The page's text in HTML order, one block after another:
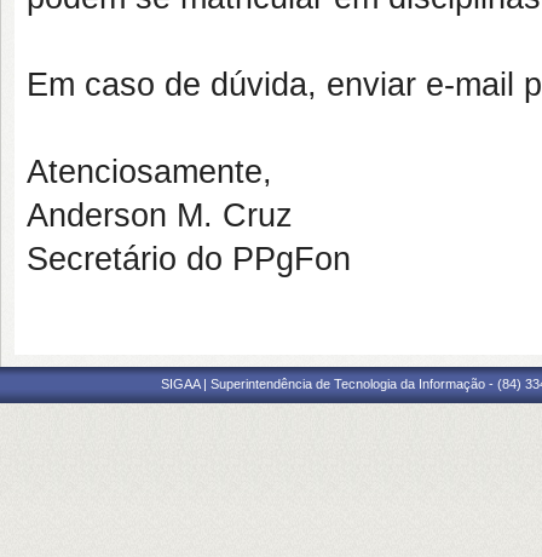
Em caso de dúvida, enviar e-mail
Atenciosamente,
Anderson M. Cruz
Secretário do PPgFon
SIGAA | Superintendência de Tecnologia da Informação - (84)